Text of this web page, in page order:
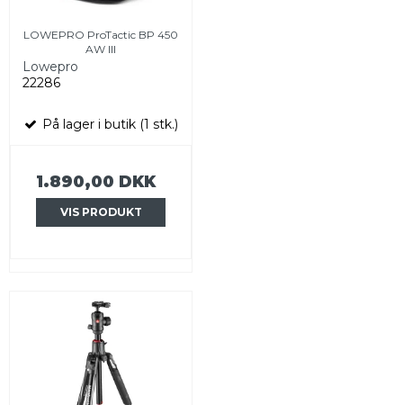
LOWEPRO ProTactic BP 450
AW III
Lowepro
22286
På lager i butik (1 stk.)
1.890,00 DKK
VIS PRODUKT